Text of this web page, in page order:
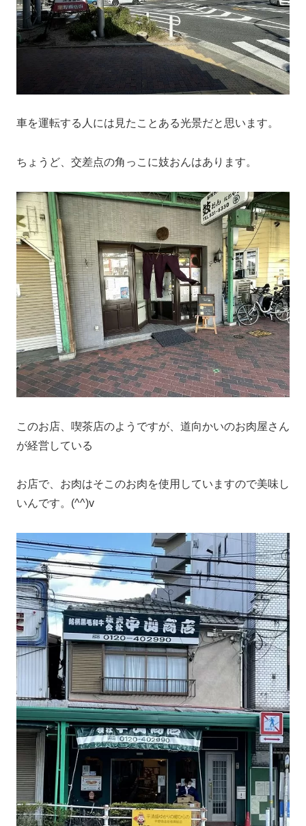
車を運転する人には見たことある光景だと思います。
ちょうど、交差点の角っこに妓おんはあります。
このお店、喫茶店のようですが、道向かいのお肉屋さん
が経営している
お店で、お肉はそこのお肉を使用していますので美味し
いんです。(^^)v